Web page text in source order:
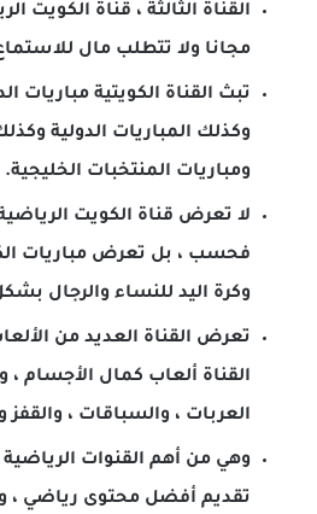
مجانا ولا تتطلب مال
تبث القناة الكويتية مباريات
وكذلك المباريات الدولية
ومباريات المنتخبات الخليجية.
لا تعرض قناة الكويت
فحسب ، بل تعرض مباريات
وكرة اليد للنساء والرجال
تعرض القناة العديد من
القناة ألعاب كمال الأجسام
العربات ، والسباقات ، والقفز
وهي من أهم القنوات
تقديم أفضل محتوى رياضي ،